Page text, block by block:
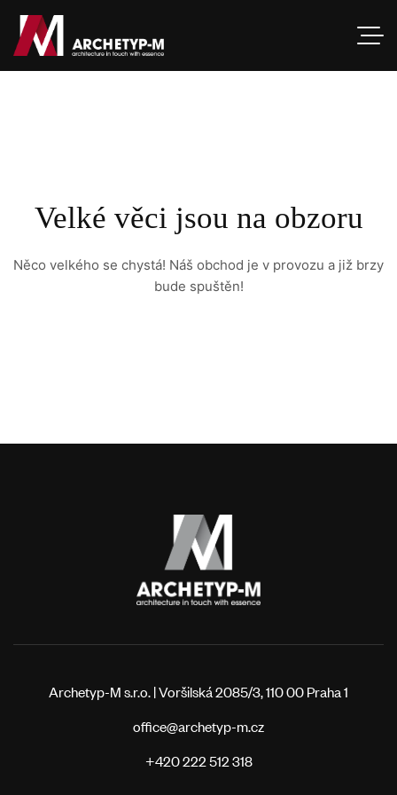
Velké věci jsou na obzoru
Něco velkého se chystá! Náš obchod je v provozu a již brzy
bude spuštěn!
Archetyp-M s.r.o. | Voršilská 2085/3, 110 00 Praha 1
office@archetyp-m.cz
+420 222 512 318